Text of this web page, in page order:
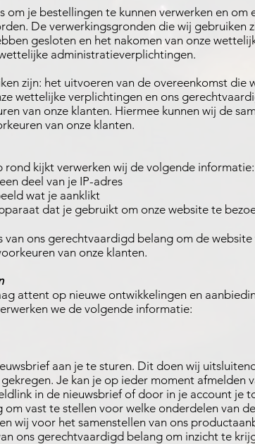
om je bestellingen te kunnen verwerken en om
De verwerkingsgronden die wij gebruiken
gesloten en het nakomen van onze
administratieverplichtingen.
zijn: het uitvoeren van de overeenkomst die
wettelijke verplichtingen en ons
van onze klanten. Hiermee kunnen wij de
van onze klanten.
rond kijkt verwerken wij de volgende informatie:
deel van je IP-adres
wat je aanklikt
dat je gebruikt om onze website te
van ons gerechtvaardigd belang om de
van onze klanten.
attent op nieuwe ontwikkelingen en
we de volgende informatie:
aan je te sturen. Dit doen wij
Je kan je op ieder moment afmelden
in de nieuwsbrief of door in je account je
vast te stellen voor welke onderdelen van
wij voor het samenstellen van ons
ons gerechtvaardigd belang om inzicht te